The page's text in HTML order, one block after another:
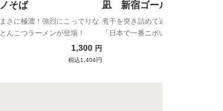
ノそば
まさに極濃！強烈にこってりな
とんこつラーメンが登場！
1,300 円
税込1,404円
凪 新宿ゴールデン街
店本館 すごい煮干ラー
メン
煮干を突き詰めて辿り着いた
「日本で一番ニボいラーメ